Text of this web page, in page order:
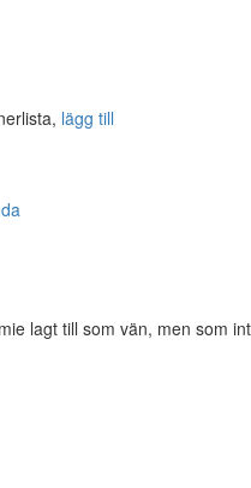
lägg till
lagt till som vän, men som